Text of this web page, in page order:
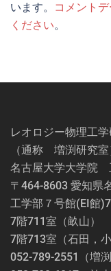
います。
コメント
ください。
レオロジー物理工
（通称 増渕研究室
名古屋大学大学院
〒464-8603 愛知県
工学部７号館(EI館
7階711室（畝山）
7階713室（石田，
052-789-2551（増渕